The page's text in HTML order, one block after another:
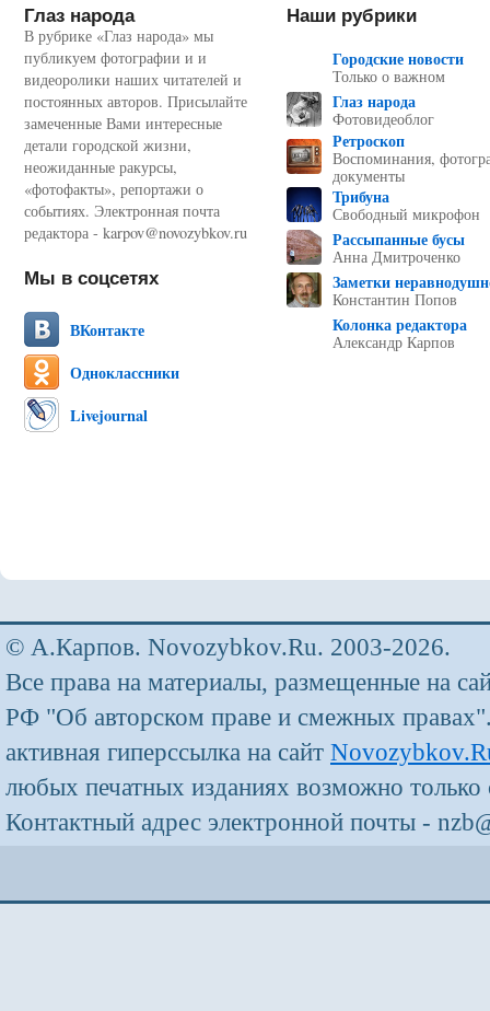
Глаз народа
В рубрике «Глаз народа» мы
публикуем фотографии и и
видеоролики наших читателей и
постоянных авторов. Присылайте
замеченные Вами интересные
детали городской жизни,
неожиданные ракурсы,
«фотофакты», репортажи о
событиях. Электронная почта
редактора - karpov@novozybkov.ru
Мы в соцсетях
ВКонтакте
Одноклассники
Livejournal
Наши рубрики
Городские новости
Только о важном
Глаз народа
Фотовидеоблог
Ретроскоп
Воспоминания,
документы
Трибуна
Свободный микрофон
Рассыпанные бусы
Анна Дмитроченко
Заметки
Константин Попов
Колонка редактора
Александр Карпов
© А.Карпов. Novozybkov.Ru. 2003-2026.
Все права на материалы, размещенные на
РФ "Об авторском праве и смежных
активная гиперссылка на сайт
любых печатных изданиях возможно только
Контактный адрес электронной почты -